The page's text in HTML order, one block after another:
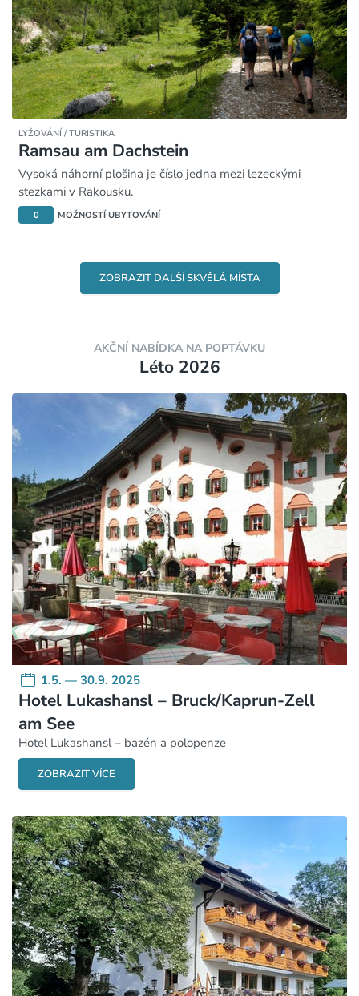
LYŽOVÁNÍ / TURISTIKA
Ramsau am Dachstein
Vysoká náhorní plošina je číslo jedna mezi lezeckými
stezkami v Rakousku.
0 MOŽNOSTÍ UBYTOVÁNÍ
ZOBRAZIT DALŠÍ SKVĚLÁ MÍSTA
AKČNÍ NABÍDKA NA POPTÁVKU
Léto 2026
1.5. — 30.9. 2025
Hotel Lukashansl – Bruck/Kaprun-Zell
am See
Hotel Lukashansl – bazén a polopenze
ZOBRAZIT VÍCE